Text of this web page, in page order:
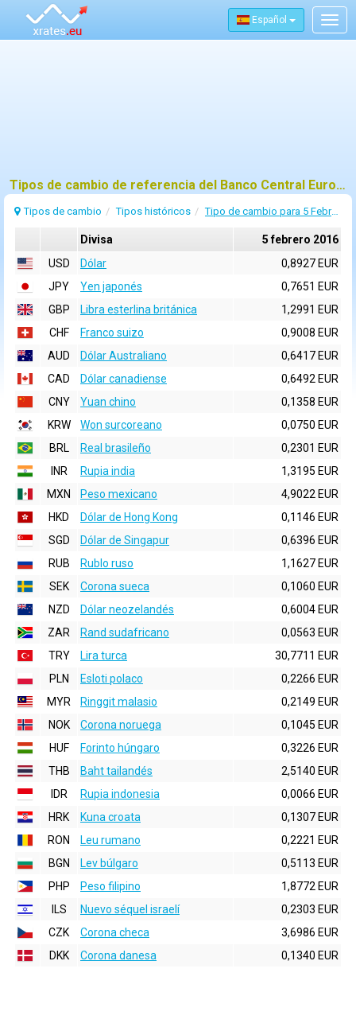
Español
Tipos de cambio de referencia del Banco Central Europeo (BCE) para 5 febrero 2016
Tipos de cambio Tipos históricos Tipo de cambio para 5 Febrero 2016
Divisa
5 febrero 2016
USD
Dólar
0,8927 EUR
JPY
Yen japonés
0,7651 EUR
GBP
Libra esterlina británica
1,2991 EUR
CHF
Franco suizo
0,9008 EUR
AUD
Dólar Australiano
0,6417 EUR
CAD
Dólar canadiense
0,6492 EUR
CNY
Yuan chino
0,1358 EUR
KRW
Won surcoreano
0,0750 EUR
BRL
Real brasileño
0,2301 EUR
INR
Rupia india
1,3195 EUR
MXN
Peso mexicano
4,9022 EUR
HKD
Dólar de Hong Kong
0,1146 EUR
SGD
Dólar de Singapur
0,6396 EUR
RUB
Rublo ruso
1,1627 EUR
SEK
Corona sueca
0,1060 EUR
NZD
Dólar neozelandés
0,6004 EUR
ZAR
Rand sudafricano
0,0563 EUR
TRY
Lira turca
30,7711 EUR
PLN
Esloti polaco
0,2266 EUR
MYR
Ringgit malasio
0,2149 EUR
NOK
Corona noruega
0,1045 EUR
HUF
Forinto húngaro
0,3226 EUR
THB
Baht tailandés
2,5140 EUR
IDR
Rupia indonesia
0,0066 EUR
HRK
Kuna croata
0,1307 EUR
RON
Leu rumano
0,2221 EUR
BGN
Lev búlgaro
0,5113 EUR
PHP
Peso filipino
1,8772 EUR
ILS
Nuevo séquel israelí
0,2303 EUR
CZK
Corona checa
3,6986 EUR
DKK
Corona danesa 0,1340 EUR